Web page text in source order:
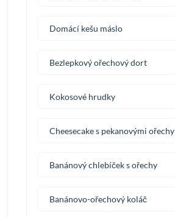
Domácí kešu máslo
Bezlepkový ořechový dort
Kokosové hrudky
Cheesecake s pekanovými ořechy
Banánový chlebíček s ořechy
Banánovo-ořechový koláč